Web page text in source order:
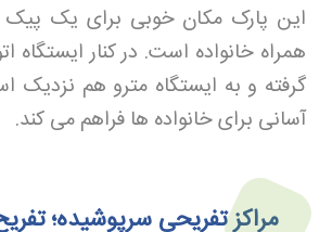
این پارک مکان خوبی برای یک
همراه خانواده است. در کنار ایستگاه
گرفته و به ایستگاه مترو هم
آسانی برای خانواده ها فراهم می کند.
مراکز تفریحی سرپوشیده؛